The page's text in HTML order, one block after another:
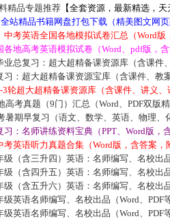
精品专题推荐【全套资源，最新精选，天
站精品书籍网盘打包下载（精美图文网页
中考英语全国各地模拟试卷汇总（Word版
各地高考英语模拟试卷（Word、pdf版，含
业总复习：超大超精备课资源库（含课件
习：超大超精备课资源宝库（含课件、教
3轮超大超精备课资源库（含课件、讲义、
高考真题（9门）汇总（Word、PDF双版精
暑期早复习（语文、数学、英语、物理、
：名师讲练资料宝典（PPT、Word版，
考英语听力真题合集（Word版，含答案，
级（含三升四）英语：名师编写、名校出
级（含四升五）英语：名师编写、名校出
级（含五升六）英语：名师编写、名校出
英语名师编写、名校出品（Word、PDF
英语名师编写、名校出品（Word、PDF